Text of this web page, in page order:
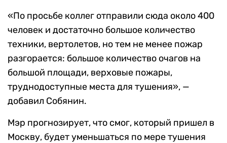
«По просьбе коллег отправили сюда около 400
человек и достаточно большое количество
техники, вертолетов, но тем не менее пожар
разгорается: большое количество очагов на
большой площади, верховые пожары,
труднодоступные места для тушения», —
добавил Собянин.
Мэр прогнозирует, что смог, который пришел в
Москву, будет уменьшаться по мере тушения